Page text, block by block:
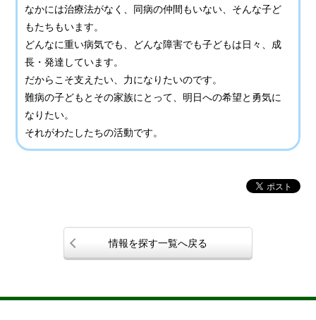
なかには治療法がなく、同病の仲間もいない、そんな子ど
もたちもいます。
どんなに重い病気でも、どんな障害でも子どもは日々、成
長・発達しています。
だからこそ支えたい、力になりたいのです。
難病の子どもとその家族にとって、明日への希望と勇気に
なりたい。
それがわたしたちの活動です。
情報を探す一覧へ戻る